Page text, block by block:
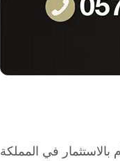
في المملكة